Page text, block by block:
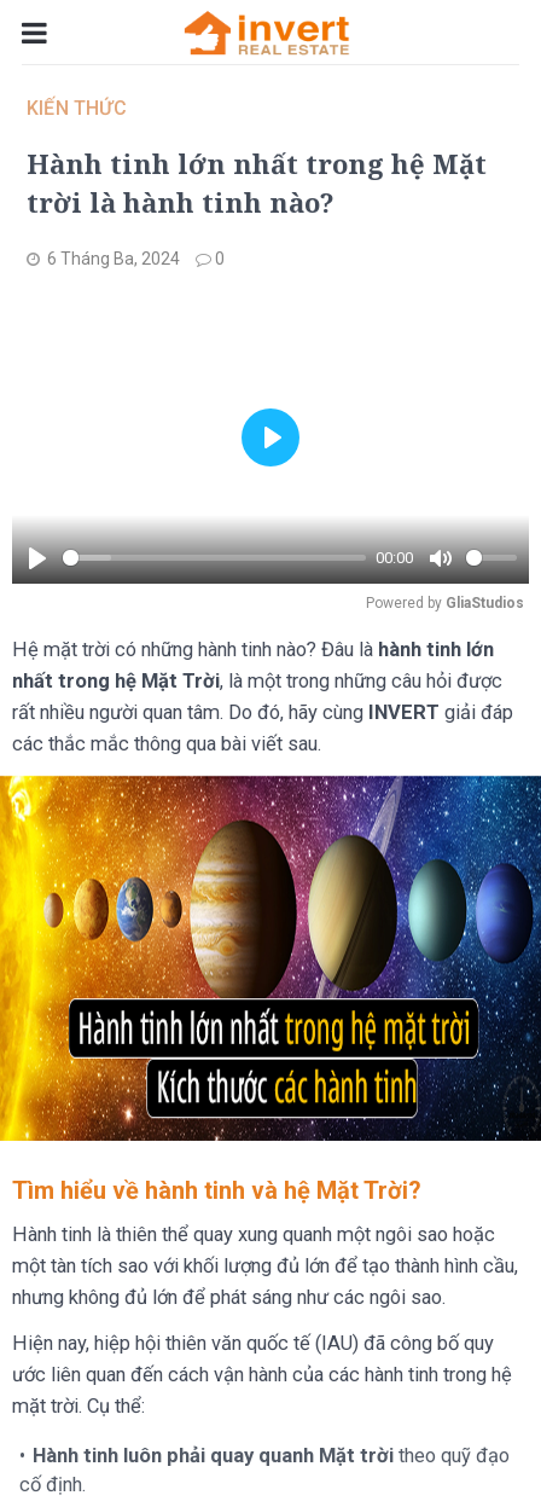
KIẾN THỨC
Hành tinh lớn nhất trong hệ Mặt
trời là hành tinh nào?
6 Tháng Ba, 2024 0
Play
00:00
Mute
Play
Powered by GliaStudios
Hệ mặt trời có những hành tinh nào? Đâu là hành tinh lớn
nhất trong hệ Mặt Trời, là một trong những câu hỏi được
rất nhiều người quan tâm. Do đó, hãy cùng INVERT giải đáp
các thắc mắc thông qua bài viết sau.
Tìm hiểu về hành tinh và hệ Mặt Trời?
Hành tinh là thiên thể quay xung quanh một ngôi sao hoặc
một tàn tích sao với khối lượng đủ lớn để tạo thành hình cầu,
nhưng không đủ lớn để phát sáng như các ngôi sao.
Hiện nay, hiệp hội thiên văn quốc tế (IAU) đã công bố quy
ước liên quan đến cách vận hành của các hành tinh trong hệ
mặt trời. Cụ thể:
Hành tinh luôn phải quay quanh Mặt trời theo quỹ đạo
cố định.